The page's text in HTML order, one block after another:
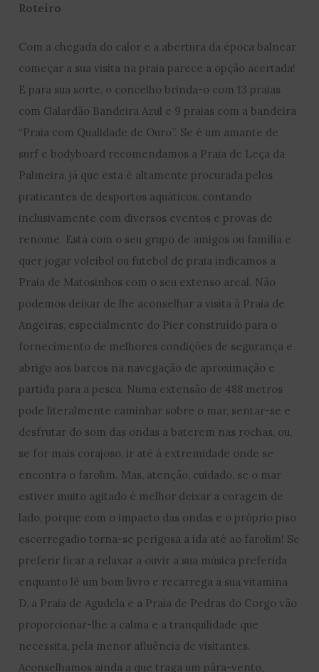
Roteiro
Com a chegada do calor e a abertura da época balnear
começar a sua visita na praia parece a opção acertada!
E para sua sorte, o concelho brinda-o com 13 praias
com Galardão Bandeira Azul e 9 praias com a bandeira
“Praia com Qualidade de Ouro”. Se é um amante de
surf e bodyboard recomendamos a Praia de Leça da
Palmeira, já que esta é altamente procurada pelos
praticantes de desportos aquáticos, contando
inclusivamente com diversos eventos e provas de
renome. Está com o seu grupo de amigos ou família e
quer jogar voleibol ou futebol de praia indicamos a
Praia de Matosinhos com o seu extenso areal. Não
podemos deixar de lhe aconselhar a visita à Praia de
Angeiras, especialmente do Pier construído para o
fornecimento de melhores condições de segurança e
abrigo aos barcos na navegação de aproximação e
partida para a pesca. Numa extensão de 488 metros
pode literalmente caminhar sobre o mar, sentar-se e
desfrutar do som das ondas a baterem nas rochas, ou,
se for mais corajoso, ir até à extremidade onde se
encontra o farolim. Mas, atenção, cuidado, se o mar
estiver muito agitado é melhor deixar a coragem de
lado, porque com o impacto das ondas e o próprio piso
escorregadio torna-se perigosa a ida até ao farolim! Se
preferir ficar a relaxar a ouvir a sua música preferida
enquanto lê um bom livro e recarrega a sua vitamina
D, a Praia de Agudela e a Praia de Pedras do Corgo vão
proporcionar-lhe a calma e a tranquilidade que
necessita, pela menor afluência de visitantes.
Aconselhamos ainda a que traga um pára-vento,